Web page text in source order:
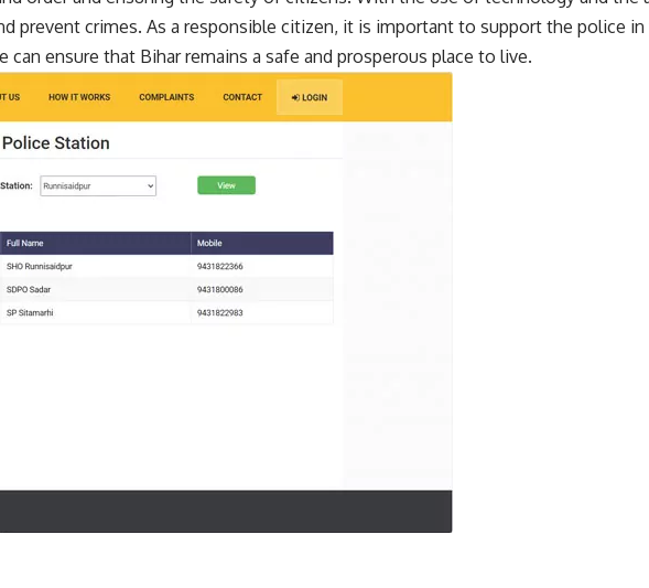
prevent crimes. As a responsible citizen, it is important to support the police
ensure that Bihar remains a safe and prosperous place to live.